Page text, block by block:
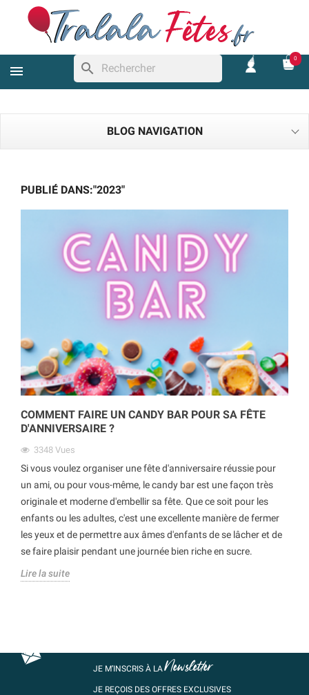
search
0
BLOG NAVIGATION
PUBLIÉ DANS:"2023"
COMMENT FAIRE UN CANDY BAR POUR SA FÊTE
D'ANNIVERSAIRE ?
3348 Vues
Si vous voulez organiser une fête d'anniversaire réussie pour
un ami, ou pour vous-même, le candy bar est une façon très
originale et moderne d'embellir sa fête. Que ce soit pour les
enfants ou les adultes, c'est une excellente manière de fermer
les yeux et de permettre aux âmes d'enfants de se lâcher et de
se faire plaisir pendant une journée bien riche en sucre.
Lire la suite
JE M’INSCRIS À LANewsletter
JE REÇOIS DES OFFRES EXCLUSIVES